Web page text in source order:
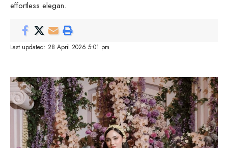
effortless elegan.
Last updated: 28 April 2026 5:01 pm